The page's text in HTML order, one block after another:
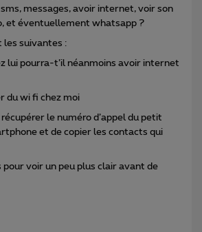
messages, avoir internet, voir son
et éventuellement whatsapp ?
les suivantes :
lui pourra-t’il néanmoins avoir internet
du wi fi chez moi
le numéro d’appel du petit
et de copier les contacts qui
pour voir un peu plus clair avant de